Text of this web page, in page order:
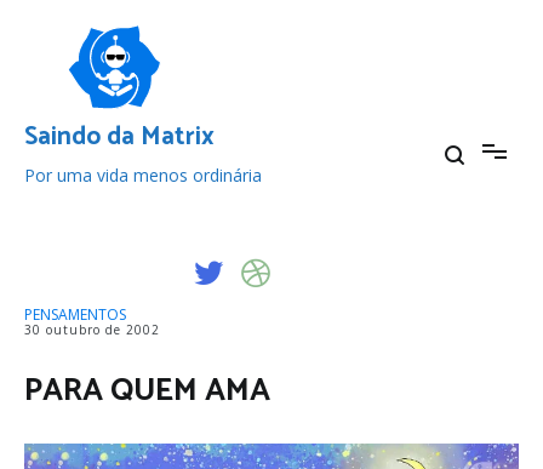
conteúdo
Saindo da Matrix
Por uma vida menos ordinária
PENSAMENTOS
30 outubro de 2002
PARA QUEM AMA